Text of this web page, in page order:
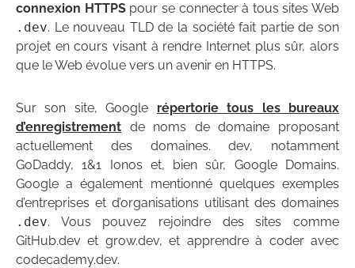
connexion HTTPSpour se connecter à tous sites Web
.dev. Le nouveau TLD de la société fait partie de son
projet en cours visant à rendre Internet plus sûr, alors
que le Web évolue vers un avenir en HTTPS.
Sur son site, Google répertorie tous les bureaux
d’enregistrement de noms de domaine proposant
actuellement des domaines. dev, notamment
GoDaddy, 1&1 Ionos et, bien sûr, Google Domains.
Google a également mentionné quelques exemples
d’entreprises et d’organisations utilisant des domaines
.dev. Vous pouvez rejoindre des sites comme
GitHub.dev et grow.dev, et apprendre à coder avec
codecademy.dev.